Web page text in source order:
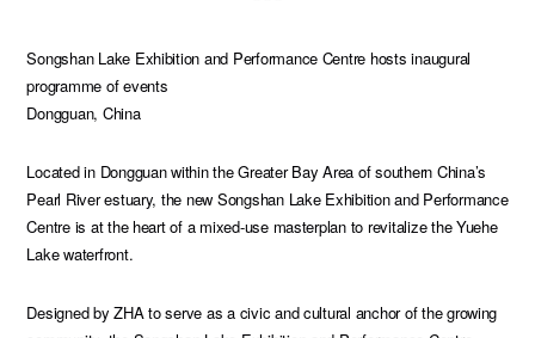
Songshan Lake Exhibition and Performance Centre hosts inaugural
programme of events
Dongguan, China
Located in Dongguan within the Greater Bay Area of southern China’s
Pearl River estuary, the new Songshan Lake Exhibition and Performance
Centre is at the heart of a mixed-use masterplan to revitalize the Yuehe
Lake waterfront.
Designed by ZHA to serve as a civic and cultural anchor of the growing